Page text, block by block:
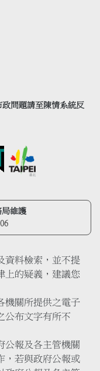
問題請至陳情系統反
局維護
資料檢索，並不提
上的疑義，建議您
機關所提供之電子
公布文字有所不
公報及各主管機關
，若與政府公報或